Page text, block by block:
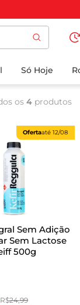
Só Hoje
os4 produtos
Ofertaaté12/08
Sem Adição
Sem Lactose
500g
R$24,99
3º
8º